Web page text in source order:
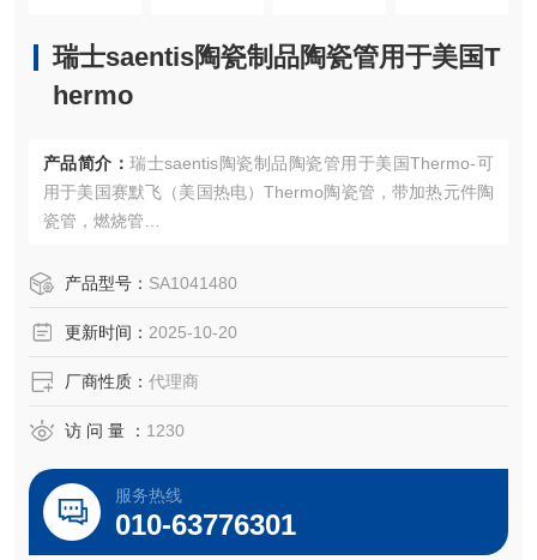
瑞士saentis陶瓷制品陶瓷管用于美国T
hermo
产品简介： 瑞士saentis陶瓷制品陶瓷管用于美国Thermo-可
用于美国赛默飞（美国热电）Thermo陶瓷管，带加热元件陶
瓷管，燃烧管
OEM厂商；我们提供的所有产品都是高质量高性价的，适用
产品型号： SA1041480
更新时间： 2025-10-20
厂商性质： 代理商
访 问 量 ： 1230
服务热线
010-63776301